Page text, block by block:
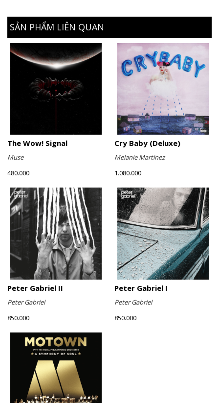
SẢN PHẨM LIÊN QUAN
The Wow! Signal
Muse
480.000
Cry Baby (Deluxe)
Melanie Martinez
1.080.000
Peter Gabriel II
Peter Gabriel
850.000
Peter Gabriel I
Peter Gabriel
850.000